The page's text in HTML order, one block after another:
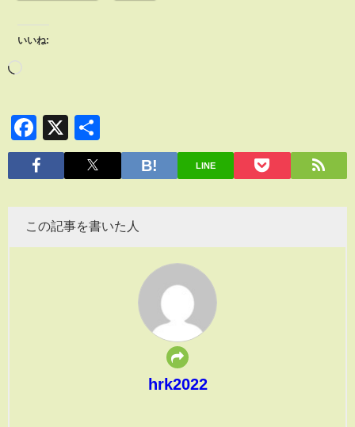
いいね:
Facebook
X
有
LINE
この記事を書いた人
hrk2022